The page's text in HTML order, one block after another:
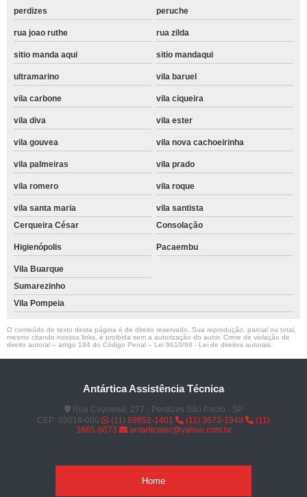
perdizes peruche
rua joao ruthe rua zilda
sitio manda aqui sitio mandaqui
ultramarino vila baruel
vila carbone vila ciqueira
vila diva vila ester
vila gouvea vila nova cachoeirinha
vila palmeiras vila prado
vila romero vila roque
vila santa maria
vila santista
Cerqueira César
Consolação
Higienópolis Pacaembu
Vila Buarque
Sumarezinho
Vila Pompeia
O conteúdo do texto desta página é de direito reservado. Sua reprodução, parcial ou total,
mesmo citando nossos links, é proibida sem a autorização do autor. Crime de violação de
direito autoral – artigo 184 do Código Penal – Lei 9610/98 - Lei de direitos autorais
Antártica Assistência Técnica
Rua Cayowaá, 277 - Perdizes São Paulo - SP
CEP: 05018-000
(11) 99652-1401 (11) 3673-1948
(11)
3865-6073
antarticatec@yahoo.com.br
Home